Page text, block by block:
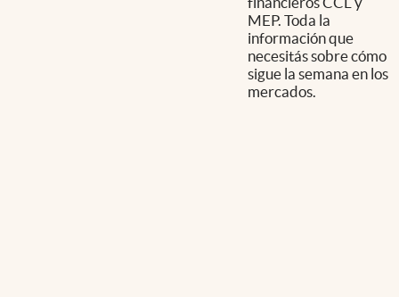
MEP. Toda la
información que
necesitás sobre cómo
sigue la semana en los
mercados.